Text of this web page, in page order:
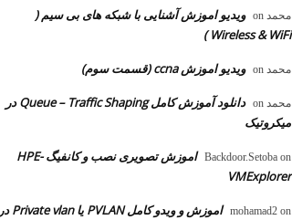
محمد
ویدیو اموزش آشنایی با شبکه های بی سیم (
Wireless & WiFi )
محمد ویدیو اموزش ccna (قسمت سوم)
محمد
دانلود آموزش کامل Queue – Traffic Shaping در
میکروتیک
Backdoor.Setoba on
اموزش تصویری نصب و کانفیگ HPE-
VMExplorer
mohamad2 on
اموزش و ویدو کامل PVLAN یا Private vlan در